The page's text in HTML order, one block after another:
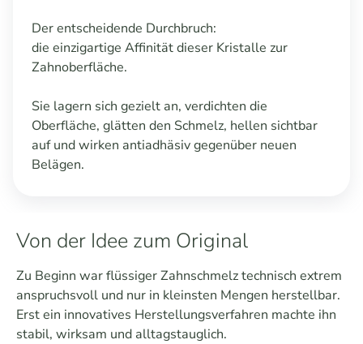
Der entscheidende Durchbruch:
die einzigartige Affinität dieser Kristalle zur
Zahnoberfläche.
Sie lagern sich gezielt an, verdichten die
Oberfläche, glätten den Schmelz, hellen sichtbar
auf und wirken antiadhäsiv gegenüber neuen
Belägen.
Von der Idee zum Original
Zu Beginn war flüssiger Zahnschmelz technisch extrem
anspruchsvoll und nur in kleinsten Mengen herstellbar.
Erst ein innovatives Herstellungsverfahren machte ihn
stabil, wirksam und alltagstauglich.